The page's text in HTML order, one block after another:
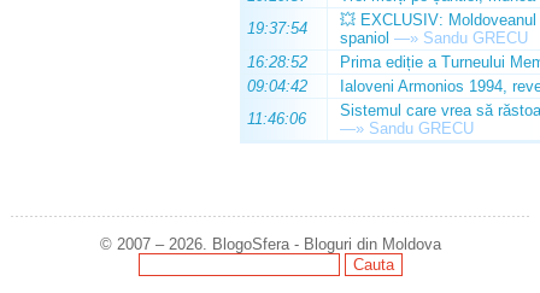
19:37:54
💥 EXCLUSIV:
spaniol —» Sandu GRECU
16:28:52
Prima ediție a Turneului
09:04:42
Ialoveni Armonios 1994,
11:46:06
Sistemul care vrea să
—» Sandu GRECU
© 2007 – 2026. BlogoSfera - Bloguri din Moldova